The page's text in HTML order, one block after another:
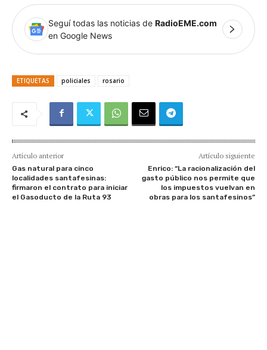
Seguí todas las noticias de RadioEME.com
en Google News
ETIQUETAS policiales rosario
Artículo anterior
Gas natural para cinco
localidades santafesinas:
firmaron el contrato para iniciar
el Gasoducto de la Ruta 93
Artículo siguiente
Enrico: “La racionalización del
gasto público nos permite que
los impuestos vuelvan en
obras para los santafesinos”